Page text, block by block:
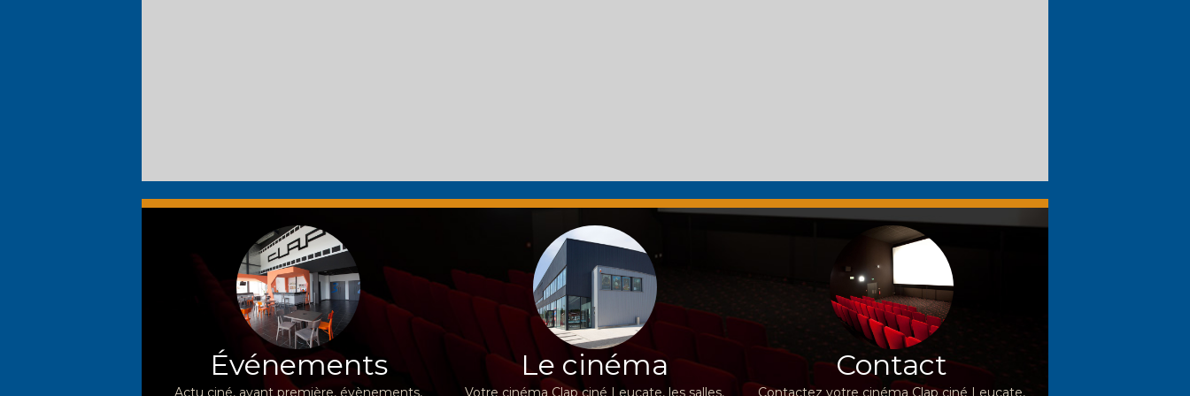
Événements
Actu ciné, avant première, évènements,
Le cinéma
Votre cinéma Clap ciné Leucate, les salles,
Contact
Contactez votre cinéma Clap ciné Leucate,